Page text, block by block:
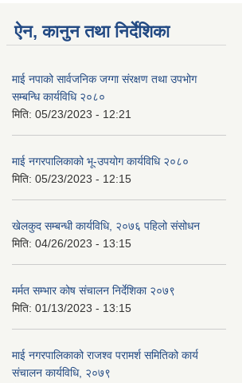
ऐन, कानुन तथा निर्देशिका
माई नपाको सार्वजनिक जग्गा संरक्षण तथा उपभोग
सम्बन्धि कार्यविधि २०८०
मिति: 05/23/2023 - 12:21
माई नगरपालिकाको भू-उपयोग कार्यविधि २०८०
मिति: 05/23/2023 - 12:15
खेलकुद सम्बन्धी कार्यविधि, २०७६ पहिलो संसोधन
मिति: 04/26/2023 - 13:15
मर्मत सम्भार कोष संचालन निर्देशिका २०७९
मिति: 01/13/2023 - 13:15
माई नगरपालिकाको राजश्व परामर्श समितिको कार्य
संचालन कार्यविधि, २०७९